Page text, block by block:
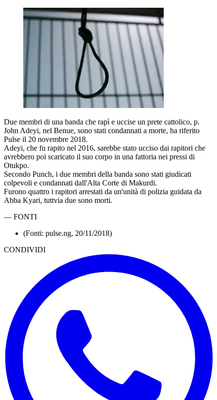
Due membri di una banda che rapì e uccise un prete cattolico, p.
John Adeyi, nel Benue, sono stati condannati a morte, ha riferito
Pulse il 20 novembre 2018.
Adeyi, che fu rapito nel 2016, sarebbe stato ucciso dai rapitori che
avrebbero poi scaricato il suo corpo in una fattoria nei pressi di
Otukpo.
Secondo Punch, i due membri della banda sono stati giudicati
colpevoli e condannati dall'Alta Corte di Makurdi.
Furono quattro i rapitori arrestati da un'unità di polizia guidata da
Abba Kyari, tuttvia due sono morti.
— FONTI
(Fonti: pulse.ng, 20/11/2018)
CONDIVIDI